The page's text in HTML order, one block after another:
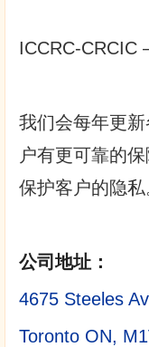
ICCRC-CRCIC
我们会每年更
户有更可靠的
保护客户的隐私
公司地址：
4675 Steeles
Toronto ON,